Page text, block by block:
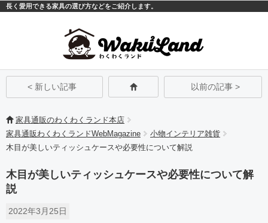
長く愛用できる家具の選び方などをご紹介します。
< 新しい記事 以前の記事 >
家具通販のわくわくランド本店
家具通販わくわくランドWebMagazine
小物インテリア雑貨
木目が美しいティッシュケースや必要性について解説
木目が美しいティッシュケースや必要性について解
説
2022年3月25日
モバイルPC